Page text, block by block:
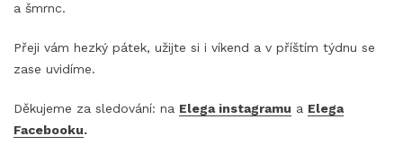
a šmrnc.
Přeji vám hezký pátek, užijte si i víkend a v příštím týdnu se
zase uvidíme.
Děkujeme za sledování: na Elega instagramu a Elega
Facebooku.